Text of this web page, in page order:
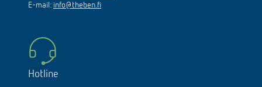
E-mail: info@theben.fi
Hotline